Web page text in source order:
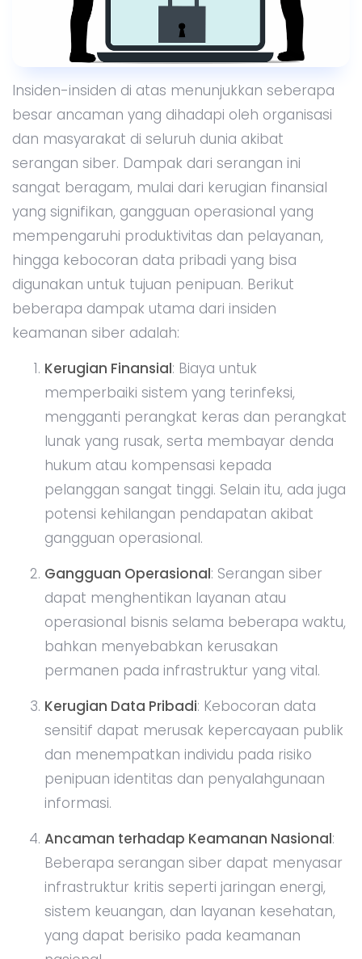
Insiden-insiden di atas menunjukkan seberapa
besar ancaman yang dihadapi oleh organisasi
dan masyarakat di seluruh dunia akibat
serangan siber. Dampak dari serangan ini
sangat beragam, mulai dari kerugian finansial
yang signifikan, gangguan operasional yang
mempengaruhi produktivitas dan pelayanan,
hingga kebocoran data pribadi yang bisa
digunakan untuk tujuan penipuan. Berikut
beberapa dampak utama dari insiden
keamanan siber adalah:
Kerugian Finansial: Biaya untuk
memperbaiki sistem yang terinfeksi,
mengganti perangkat keras dan perangkat
lunak yang rusak, serta membayar denda
hukum atau kompensasi kepada
pelanggan sangat tinggi. Selain itu, ada juga
potensi kehilangan pendapatan akibat
gangguan operasional.
Gangguan Operasional: Serangan siber
dapat menghentikan layanan atau
operasional bisnis selama beberapa waktu,
bahkan menyebabkan kerusakan
permanen pada infrastruktur yang vital.
Kerugian Data Pribadi: Kebocoran data
sensitif dapat merusak kepercayaan publik
dan menempatkan individu pada risiko
penipuan identitas dan penyalahgunaan
informasi.
Ancaman terhadap Keamanan Nasional:
Beberapa serangan siber dapat menyasar
infrastruktur kritis seperti jaringan energi,
sistem keuangan, dan layanan kesehatan,
yang dapat berisiko pada keamanan